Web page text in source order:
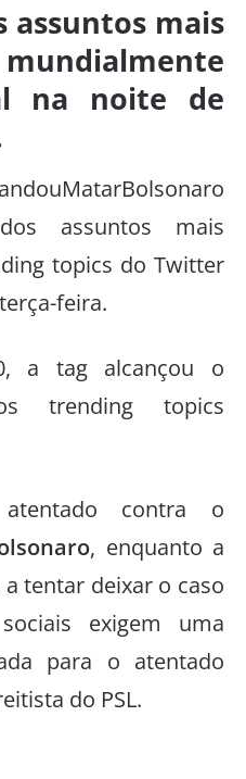
assuntos mais
na noite de
assuntos mais
topics do Twitter
feira.
a tag alcançou o
trending topics
contra o
, enquanto a
tentar deixar o caso
exigem uma
para o atentado
do PSL.